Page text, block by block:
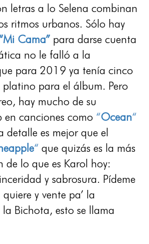
letras a lo Selena combinan
ritmos urbanos. Sólo hay
Cama” para darse cuenta
no le falló a la
para 2019 ya tenía cinco
para el álbum. Pero
hay mucho de su
en canciones como “Ocean“
detalle es mejor que el
“ que quizás es la más
de lo que es Karol hoy:
y sabrosura. Pídeme
y vente pa’ la
Bichota, esto se llama